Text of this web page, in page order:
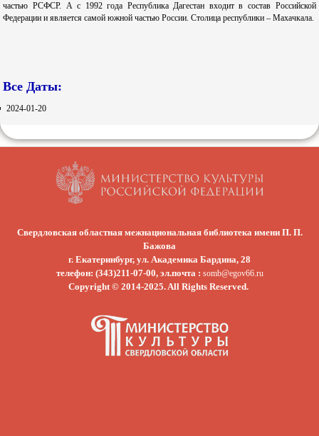
частью РСФСР. А с 1992 года Республика Дагестан входит в состав Российской
Федерации и является самой южной частью России. Столица республики – Махачкала.
Все Даты:
2024-01-20
Свердловская областная межнациональная библиотека имени П. П.
Бажова
г. Екатеринбург, ул. Академика Бардина, 28
телефон: (343)211-07-00, эл.почта : somb@egov66.ru
Copyright © 2014-2025. All Rights Reserved.